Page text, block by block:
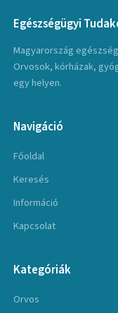
Egészségügyi
Magyarország
Orvosok, kórházak,
egy helyen.
Navigáció
Főoldal
Keresés
Információ
Kapcsolat
Kategóriák
Orvos